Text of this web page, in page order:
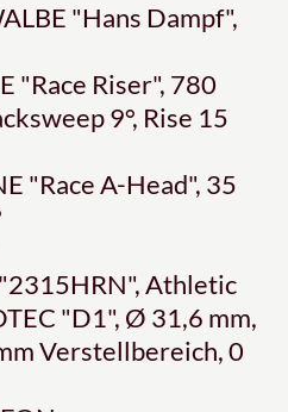
"Hans Dampf",
"Race Riser", 780
9°, Rise 15
"Race A-Head", 35
Athletic
"D1", Ø 31,6 mm,
Verstellbereich, 0